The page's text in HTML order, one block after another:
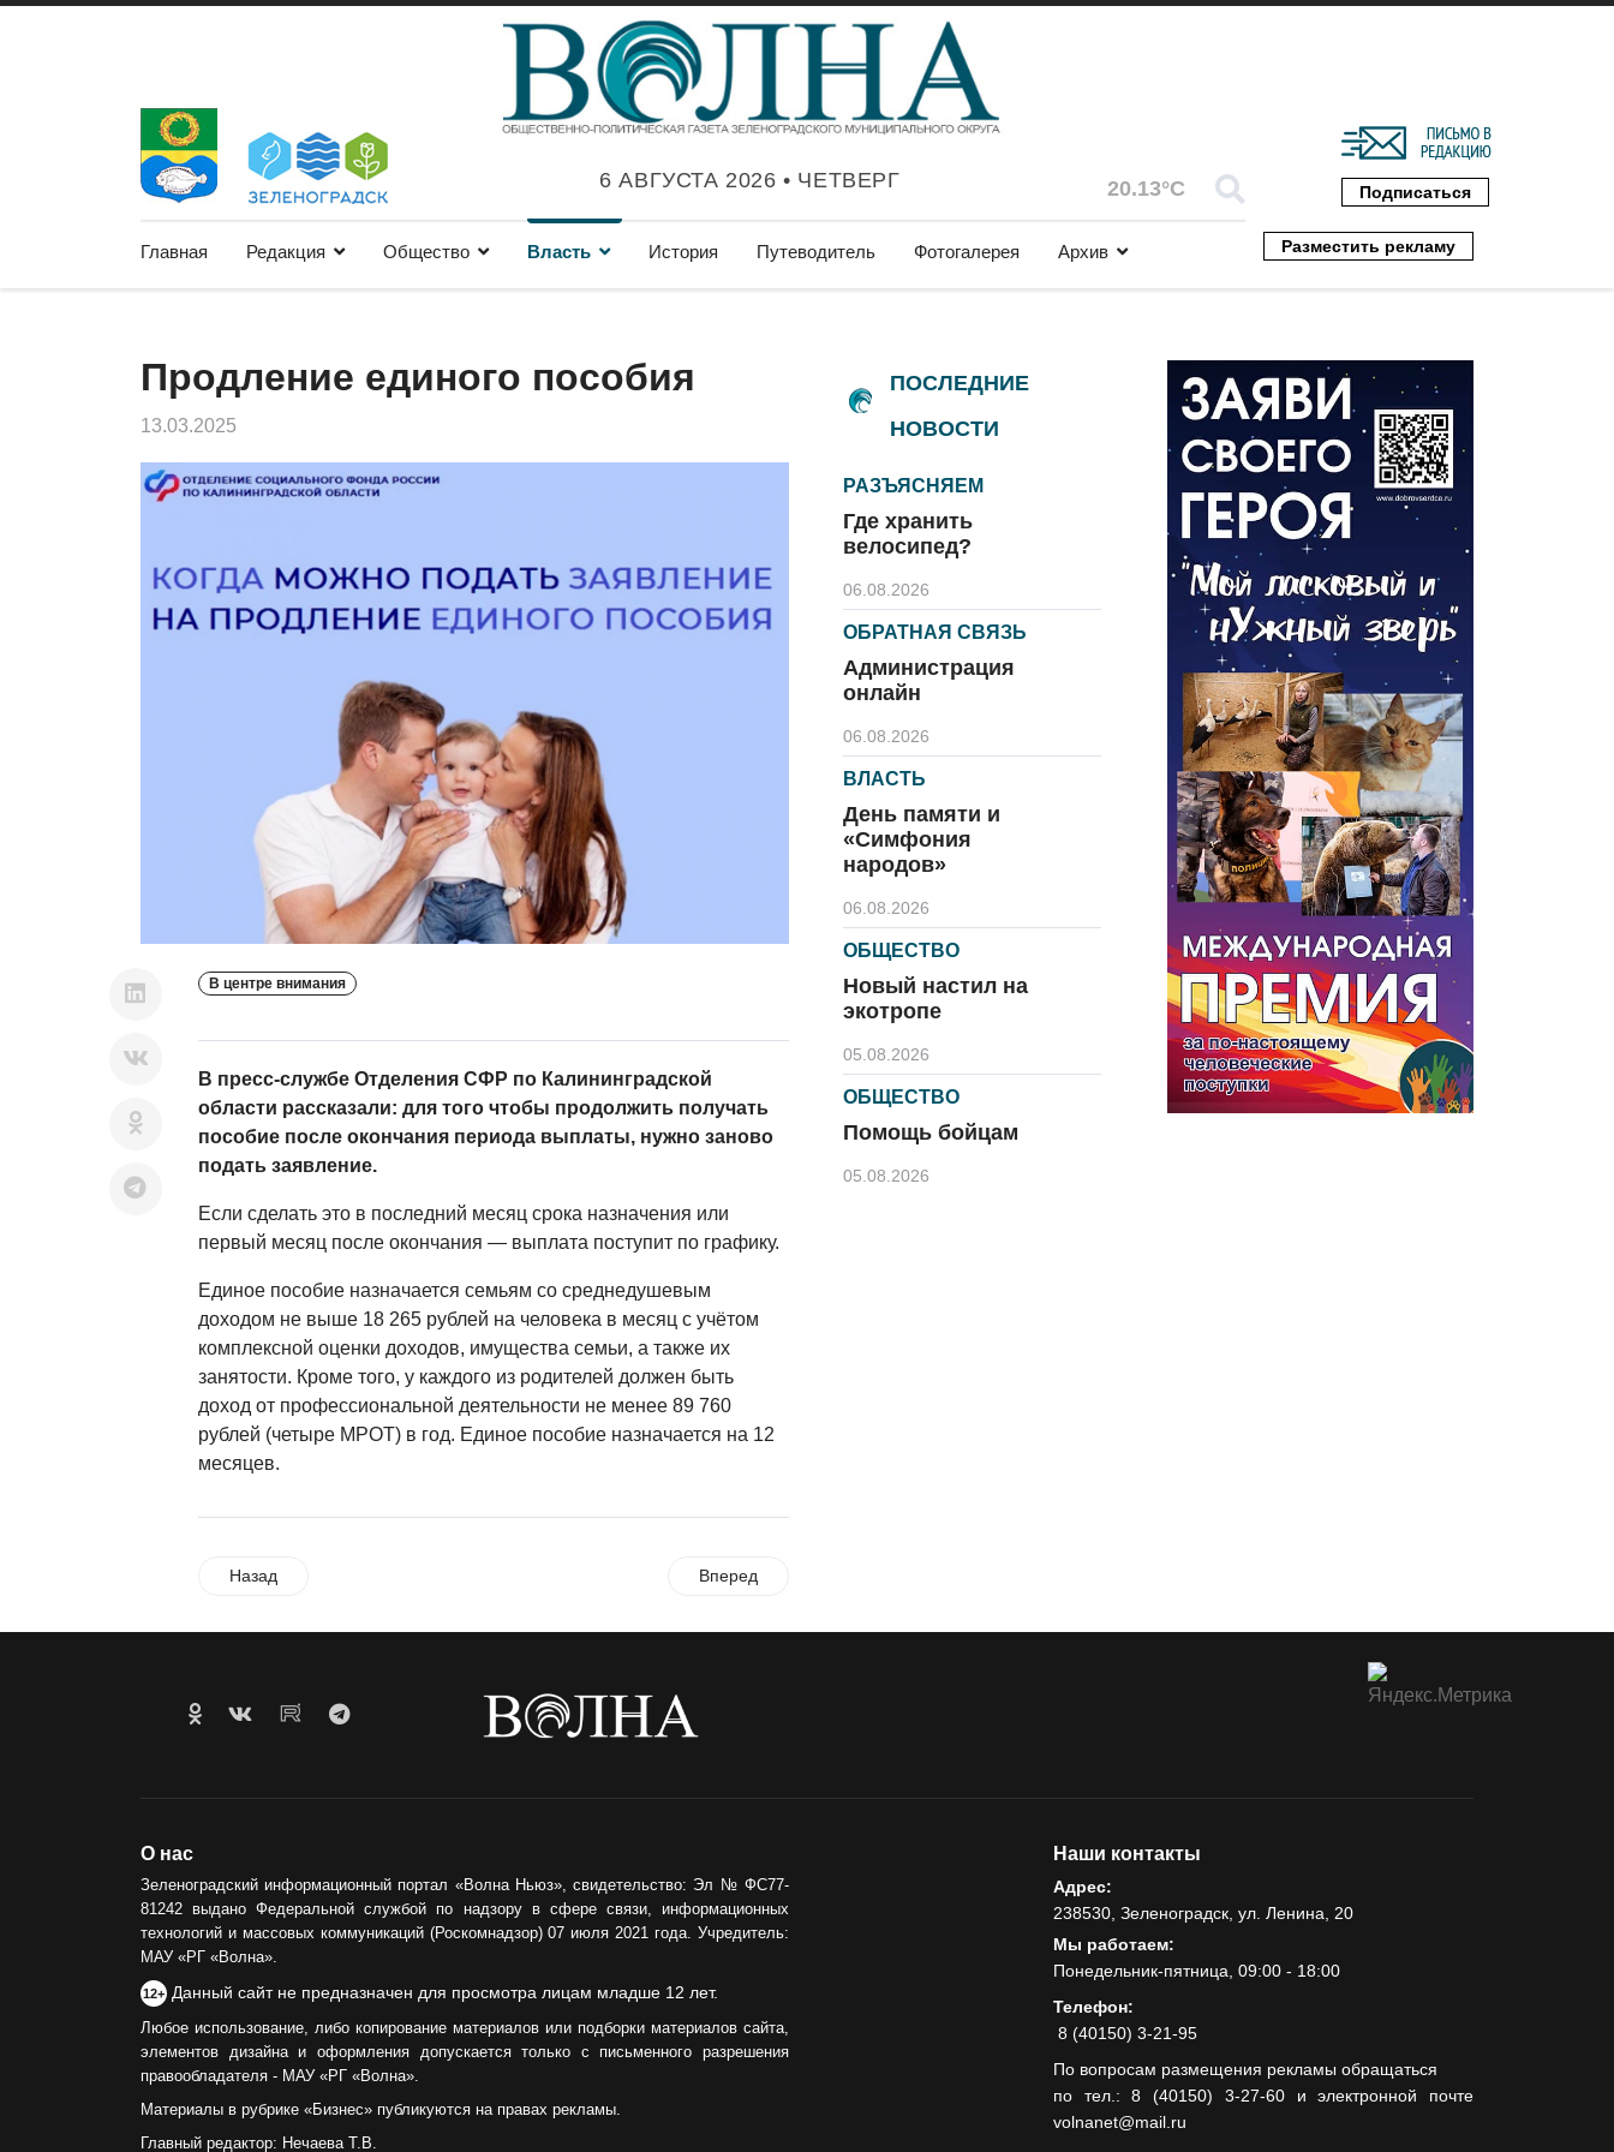
6 АВГУСТА 2026 • ЧЕТВЕРГ 20.13°C Подписаться
Главная Редакция Общество Власть История Путеводитель Фотогалерея Архив Разместить рекламу
Продление единого пособия
13.03.2025
В центре внимания
В пресс-службе Отделения СФР по Калининградской
области рассказали: для того чтобы продолжить получать
пособие после окончания периода выплаты, нужно заново
подать заявление.
Если сделать это в последний месяц срока назначения или
первый месяц после окончания — выплата поступит по графику.
Единое пособие назначается семьям со среднедушевым
доходом не выше 18 265 рублей на человека в месяц с учётом
комплексной оценки доходов, имущества семьи, а также их
занятости. Кроме того, у каждого из родителей должен быть
доход от профессиональной деятельности не менее 89 760
рублей (четыре МРОТ) в год. Единое пособие назначается на 12
месяцев.
Назад Вперед
ПОСЛЕДНИЕ
НОВОСТИ
РАЗЪЯСНЯЕМ
Где хранить
велосипед?
06.08.2026
ОБРАТНАЯ СВЯЗЬ
Администрация
онлайн
06.08.2026
ВЛАСТЬ
День памяти и
«Симфония
народов»
06.08.2026
ОБЩЕСТВО
Новый настил на
экотропе
05.08.2026
ОБЩЕСТВО
Помощь бойцам
05.08.2026
О нас
Зеленоградский информационный портал «Волна Ньюз», свидетельство: Эл № ФС77-
81242 выдано Федеральной службой по надзору в сфере связи, информационных
технологий и массовых коммуникаций (Роскомнадзор) 07 июля 2021 года. Учредитель:
МАУ «РГ «Волна».
12+ Данный сайт не предназначен для просмотра лицам младше 12 лет.
Любое использование, либо копирование материалов или подборки материалов сайта,
элементов дизайна и оформления допускается только с письменного разрешения
правообладателя - МАУ «РГ «Волна».
Материалы в рубрике «Бизнес» публикуются на правах рекламы.
Главный редактор: Нечаева Т.В.
Наши контакты
Адрес:
238530, Зеленоградск, ул. Ленина, 20
Мы работаем:
Понедельник-пятница, 09:00 - 18:00
Телефон:
8 (40150) 3-21-95
По вопросам размещения рекламы обращаться
по тел.: 8 (40150) 3-27-60 и электронной почте
volnanet@mail.ru